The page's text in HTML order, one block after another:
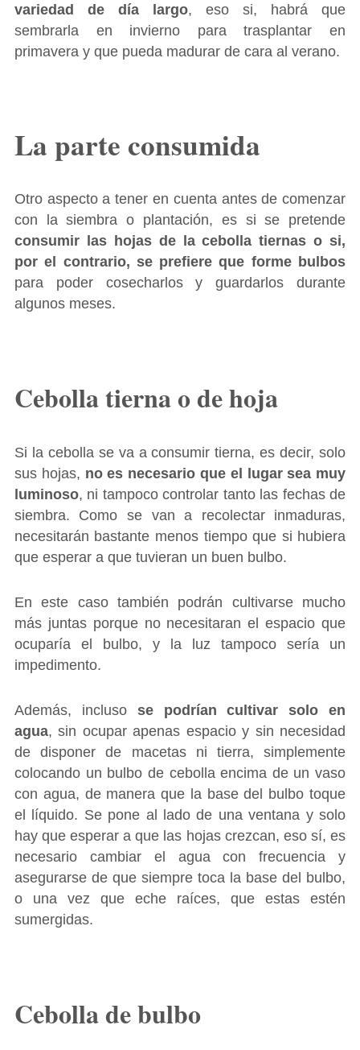
variedad de día largo, eso si, habrá que
sembrarla en invierno para trasplantar en
primavera y que pueda madurar de cara al verano.
La parte consumida
Otro aspecto a tener en cuenta antes de comenzar
con la siembra o plantación, es si se pretende
consumir las hojas de la cebolla tiernas o si,
por el contrario, se prefiere que forme bulbos
para poder cosecharlos y guardarlos durante
algunos meses.
Cebolla tierna o de hoja
Si la cebolla se va a consumir tierna, es decir, solo
sus hojas, no es necesario que el lugar sea muy
luminoso, ni tampoco controlar tanto las fechas de
siembra. Como se van a recolectar inmaduras,
necesitarán bastante menos tiempo que si hubiera
que esperar a que tuvieran un buen bulbo.
En este caso también podrán cultivarse mucho
más juntas porque no necesitaran el espacio que
ocuparía el bulbo, y la luz tampoco sería un
impedimento.
Además, incluso se podrían cultivar solo en
agua, sin ocupar apenas espacio y sin necesidad
de disponer de macetas ni tierra, simplemente
colocando un bulbo de cebolla encima de un vaso
con agua, de manera que la base del bulbo toque
el líquido. Se pone al lado de una ventana y solo
hay que esperar a que las hojas crezcan, eso sí, es
necesario cambiar el agua con frecuencia y
asegurarse de que siempre toca la base del bulbo,
o una vez que eche raíces, que estas estén
sumergidas.
Cebolla de bulbo